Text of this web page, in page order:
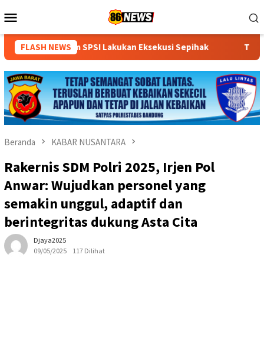
ke
Mobile
FLASH NEWS
Eksekusi Sepihak Tingkatkan Kualitas Pelayanan
Beranda KABAR NUSANTARA
Rakernis SDM Polri 2025, Irjen Pol
Anwar: Wujudkan personel yang
semakin unggul, adaptif dan
berintegritas dukung Asta Cita
Djaya2025
09/05/2025
117 Dilihat